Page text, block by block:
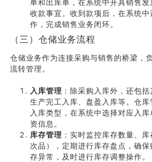
单和出库单，在系统中开具销售
收款事宜。收到款项后，在系统
作，完成销售业务闭环。
（三）仓储业务流程
仓储业务作为连接采购与销售的桥梁，
流转管理。
入库管理 ：除采购入库外，还包
生产完工入库、盘盈入库等。仓
入库类型，在系统中选择对应入
资信息。
库存管理 ：实时监控库存数量、库
次品），定期进行库存盘点，确
存异常，及时进行库存调整操作。